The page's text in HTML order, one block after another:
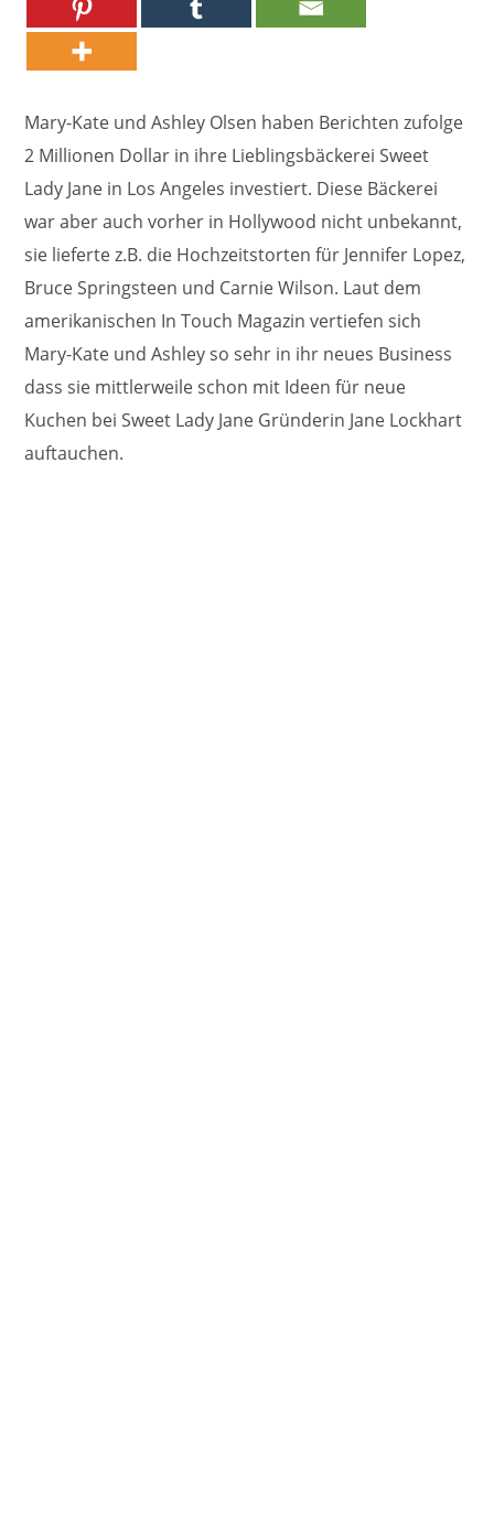
Mary-Kate und Ashley Olsen haben Berichten zufolge
2 Millionen Dollar in ihre Lieblingsbäckerei Sweet
Lady Jane in Los Angeles investiert. Diese Bäckerei
war aber auch vorher in Hollywood nicht unbekannt,
sie lieferte z.B. die Hochzeitstorten für Jennifer Lopez,
Bruce Springsteen und Carnie Wilson. Laut dem
amerikanischen In Touch Magazin vertiefen sich
Mary-Kate und Ashley so sehr in ihr neues Business
dass sie mittlerweile schon mit Ideen für neue
Kuchen bei Sweet Lady Jane Gründerin Jane Lockhart
auftauchen.